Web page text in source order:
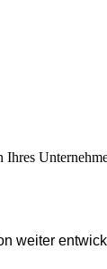
weiter